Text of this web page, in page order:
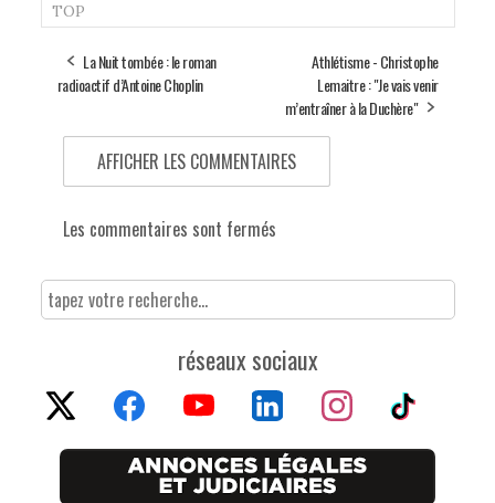
TOP
La Nuit tombée : le roman
radioactif d’Antoine Choplin
Athlétisme - Christophe
Lemaitre : "Je vais venir
m’entraîner à la Duchère"
AFFICHER LES COMMENTAIRES
Les commentaires sont fermés
réseaux sociaux